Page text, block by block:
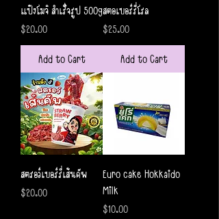
แป้งโมจิ สำเร็จรูป 500g
Price
$20.00
Add to Cart
สตอเบอร์รี่โรล
Price
$25.00
Add to Cart
สตรอว์เบอร์รี่เส้นคัพ
Price
$20.00
Euro cake Hokkaido
Milk
Price
$10.00